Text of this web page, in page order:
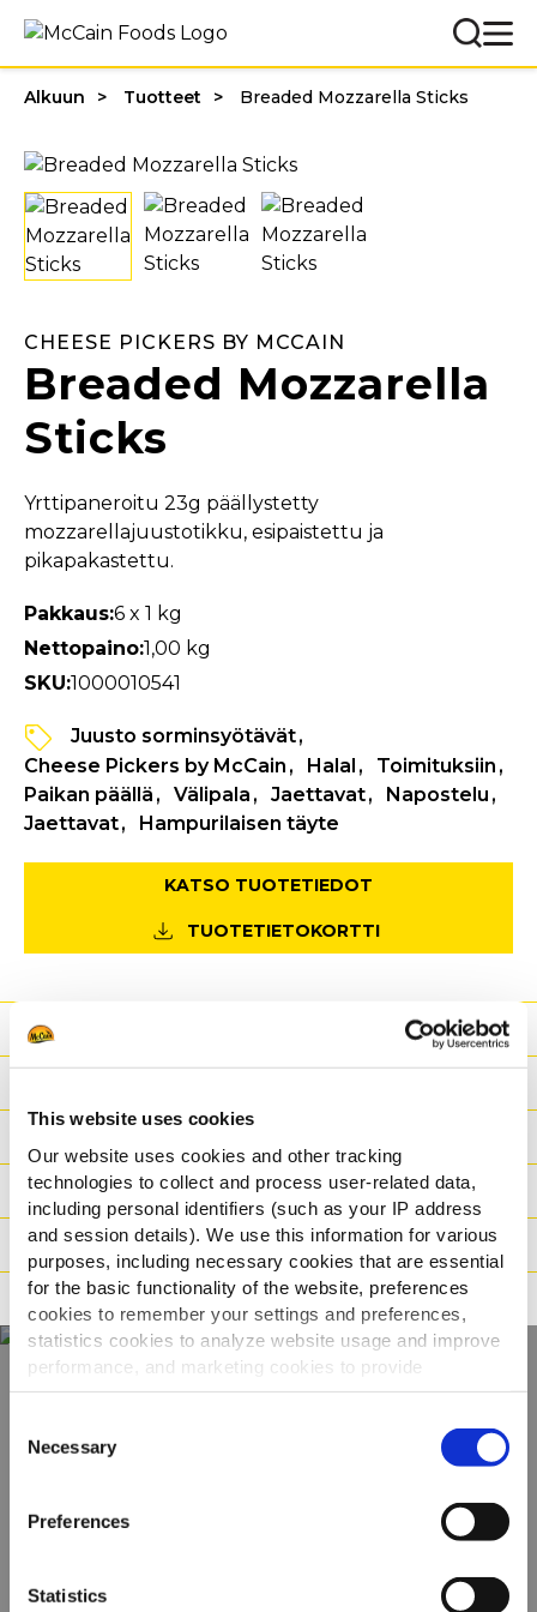
This website uses cookies
Our website uses cookies and other tracking
technologies to collect and process user-related data,
including personal identifiers (such as your IP address
and session details). We use this information for various
purposes, including necessary cookies that are essential
for the basic functionality of the website, preferences
cookies to remember your settings and preferences,
statistics cookies to analyze website usage and improve
performance, and marketing cookies to provide
personalized content and advertising.
By clicking 'Allow all cookies', you consent to the use of
all cookies. If you'd like to customize your preferences,
'Allow selection.'
To learn more about our cookies, click on "Show details."
You can withdraw or modify your consent at any time by
Selection
Necessary
Preferences
Statistics
Alkuun Tuotteet Breaded Mozzarella Sticks
CHEESE PICKERS BY MCCAIN
Breaded Mozzarella
Sticks
Yrttipaneroitu 23g päällystetty
mozzarellajuustotikku, esipaistettu ja
pikapakastettu.
Pakkaus:6 x 1 kg
Nettopaino:1,00 kg
SKU:1000010541
Juusto sorminsyötävät
Cheese Pickers by McCain
Halal
Toimituksiin
Paikan päällä
Välipala Jaettavat
Napostelu
Jaettavat
Hampurilaisen täyte
KATSO TUOTETIEDOT
TUOTETIETOKORTTI
Edut
Paino/Kuljetus
Valmistusaika
Ohjeistus